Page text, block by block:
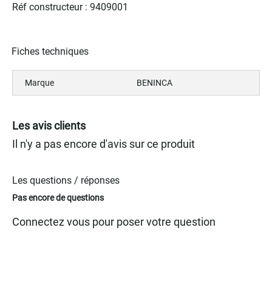
Réf constructeur : 9409001
Fiches techniques
Marque BENINCA
Les avis clients
Il n'y a pas encore d'avis sur ce produit
Les questions / réponses
Pas encore de questions
Connectez vous pour poser votre question